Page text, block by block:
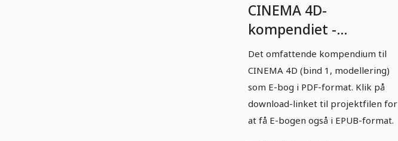
CINEMA 4D-
kompendiet -
modelleringen
Det omfattende kompendium til
CINEMA 4D (bind 1, modellering)
som E-bog i PDF-format. Klik på
download-linket til projektfilen for
at få E-bogen også i EPUB-format.